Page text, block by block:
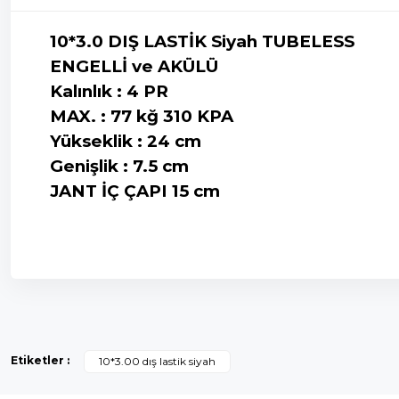
10*3.0 DIŞ LASTİK Siyah TUBELESS
ENGELLİ ve AKÜLÜ
Kalınlık : 4 PR
MAX. : 77 kğ 310 KPA
Yükseklik : 24 cm
Genişlik : 7.5 cm
JANT İÇ ÇAPI 15 cm
Ürün resmi kalitesiz, bozuk veya görüntülenemiyor.
Etiketler : 10*3.00 dış lastik siyah